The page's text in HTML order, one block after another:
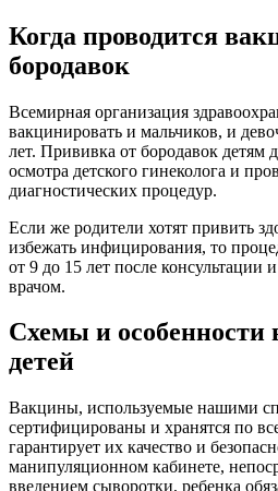
Когда проводится
бородавок
Всемирная организация
вакцинировать и мальчиков, и
лет. Прививка от бородавок детям
осмотра детского гинеколога и
диагностических процедур.
Если же родители хотят привить
избежать инфицирования, то
от 9 до 15 лет после
врачом.
Схемы и особенности
детей
Вакцины, используемые нашими
сертифицированы и хранятся по
гарантирует их качество и
манипуляционном кабинете,
введением сыворотки, ребенка